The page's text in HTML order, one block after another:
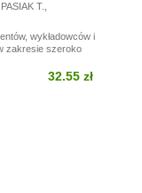
T.
wykładowców i
zakresie szeroko
32.55 zł